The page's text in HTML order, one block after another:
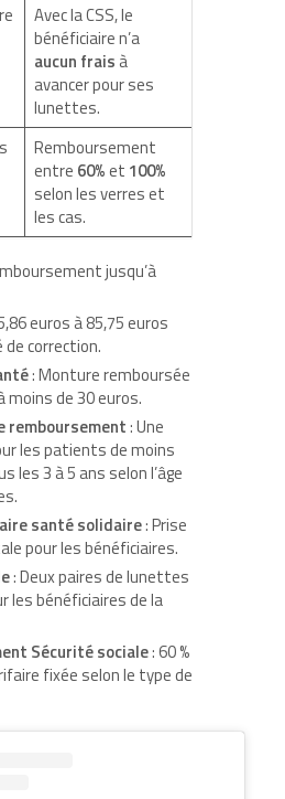
Avec la CSS, le
bénéficiaire n’a
aucun frais à
avancer pour ses
lunettes.
Remboursement
entre 60%et 100%
selon les verres et
les cas.
jusqu’à
euros à 85,75 euros
de correction.
: Monture remboursée
moins de 30 euros.
remboursement: Une
les patients de moins
les 3 à 5 ans selon l’âge
santé solidaire: Prise
pour les bénéficiaires.
: Deux paires de lunettes
les bénéficiaires de la
Sécurité sociale: 60 %
fixée selon le type de